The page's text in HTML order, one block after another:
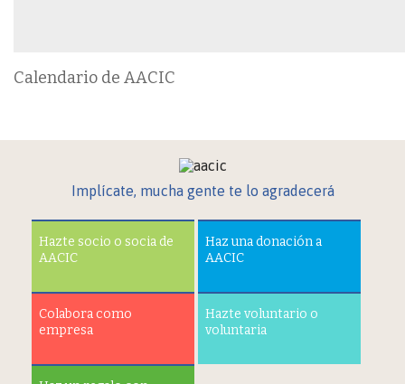
Calendario de AACIC
Implícate, mucha gente te lo agradecerá
Hazte socio o socia de
AACIC
Haz una donación a
AACIC
Colabora como
empresa
Hazte voluntario o
voluntaria